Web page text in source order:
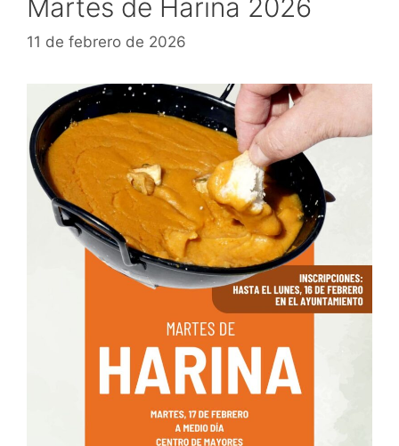
Martes de Harina 2026
11 de febrero de 2026